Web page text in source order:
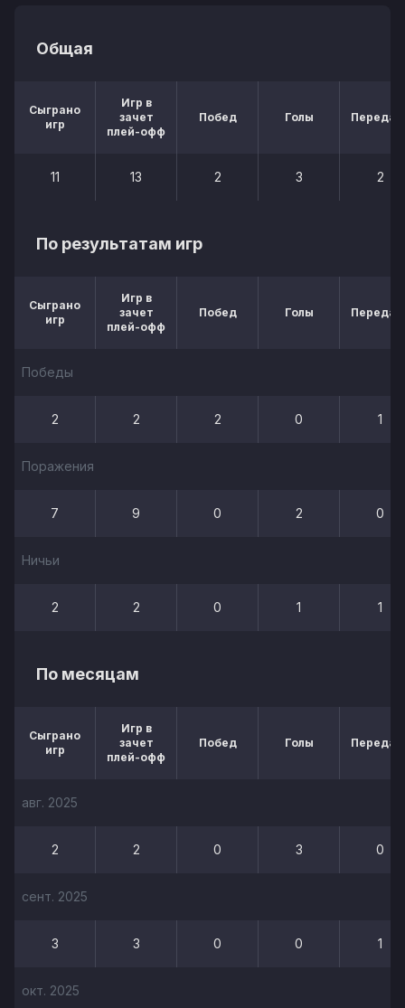
Общая
Сыграно
игр
Игр в
зачет
плей-офф
Побед Голы
11 13 2 3 2
По результатам игр
Сыграно
игр
Игр в
зачет
плей-офф
Побед Голы
Победы
2 2 2 0 1
Поражения
7 9 0 2 0
Ничьи
2 2 0 1 1
По месяцам
Сыграно
игр
Игр в
зачет
плей-офф
Побед Голы
авг. 2025
2 2 0 3 0
сент. 2025
3 3 0 0 1
окт. 2025